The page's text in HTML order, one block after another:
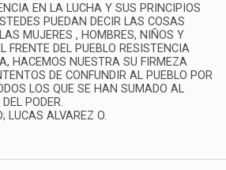
EN LA LUCHA Y SUS PRINCIPIOS
PUEDAN DECIR LAS COSAS
MUJERES , HOMBRES, NIÑOS Y
FRENTE DEL PUEBLO RESISTENCIA
HACEMOS NUESTRA SU FIRMEZA
DE CONFUNDIR AL PUEBLO POR
LOS QUE SE HAN SUMADO AL
PODER.
LUCAS ALVAREZ O.